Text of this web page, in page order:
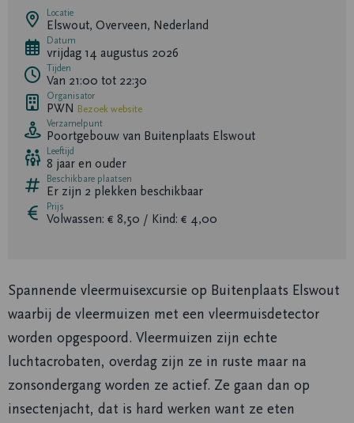
Locatie
Elswout, Overveen, Nederland
Datum
vrijdag 14 augustus 2026
Tijden
Van 21:00 tot 22:30
Organisator
PWN Bezoek website
Verzamelpunt
Poortgebouw van Buitenplaats Elswout
Leeftijd
8 jaar en ouder
Beschikbare plaatsen
Er zijn 2 plekken beschikbaar
Prijs
Volwassen: € 8,50 / Kind: € 4,00
Spannende vleermuisexcursie op Buitenplaats Elswout
waarbij de vleermuizen met een vleermuisdetector
worden opgespoord. Vleermuizen zijn echte
luchtacrobaten, overdag zijn ze in ruste maar na
zonsondergang worden ze actief. Ze gaan dan op
insectenjacht, dat is hard werken want ze eten